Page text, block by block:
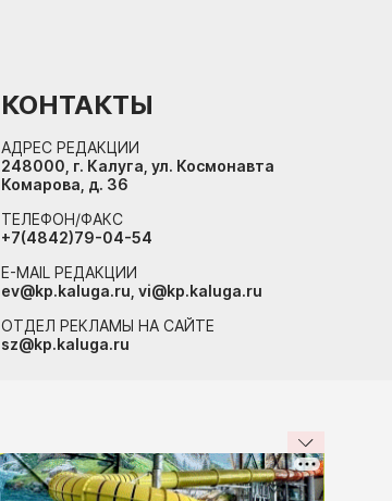
КОНТАКТЫ
АДРЕС РЕДАКЦИИ
248000, г. Калуга, ул. Космонавта
Комарова, д. 36
ТЕЛЕФОН/ФАКС
+7(4842)79-04-54
E-MAIL РЕДАКЦИИ
ev@kp.kaluga.ru, vi@kp.kaluga.ru
ОТДЕЛ РЕКЛАМЫ НА САЙТЕ
sz@kp.kaluga.ru